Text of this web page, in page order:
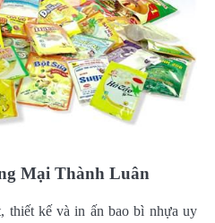
Mại Thành Luân
thiết kế và in ấn bao bì nhựa uy